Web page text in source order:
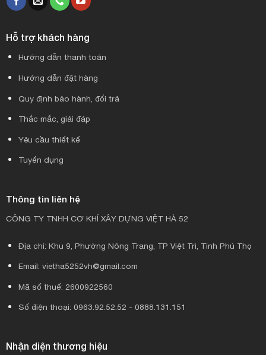
Hỗ trợ khách hàng
Hướng dẫn thanh toán
Hướng dẫn đặt hàng
Quy định bảo hành, đổi trả
Thắc mắc, giải đáp
Yêu cầu thiết kế
Tuyển dụng
Thông tin liên hệ
CÔNG TY TNHH CƠ KHÍ XÂY DỰNG VIỆT HÀ 52
Địa chỉ: Khu 9, Phường Nông Trang, TP Việt Trì, Tỉnh Phú Thọ
Email: vietha5252vh@gmail.com
Mã số thuế: 2600922560
Số điện thoại: 0963.92.52.52 - 0888.131.151
Nhận diện thương hiệu